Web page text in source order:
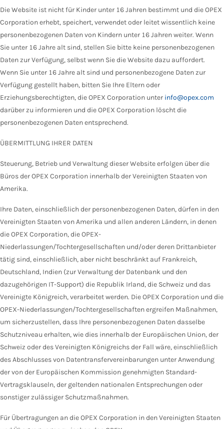
Die Website ist nicht für Kinder unter 16 Jahren bestimmt und die OPEX
Corporation erhebt, speichert, verwendet oder leitet wissentlich keine
personenbezogenen Daten von Kindern unter 16 Jahren weiter. Wenn
Sie unter 16 Jahre alt sind, stellen Sie bitte keine personenbezogenen
Daten zur Verfügung, selbst wenn Sie die Website dazu auffordert.
Wenn Sie unter 16 Jahre alt sind und personenbezogene Daten zur
Verfügung gestellt haben, bitten Sie Ihre Eltern oder
Erziehungsberechtigten, die OPEX Corporation unter info@opex.com
darüber zu informieren und die OPEX Corporation löscht die
personenbezogenen Daten entsprechend.
ÜBERMITTLUNG IHRER DATEN
Steuerung, Betrieb und Verwaltung dieser Website erfolgen über die
Büros der OPEX Corporation innerhalb der Vereinigten Staaten von
Amerika.
Ihre Daten, einschließlich der personenbezogenen Daten, dürfen in den
Vereinigten Staaten von Amerika und allen anderen Ländern, in denen
die OPEX Corporation, die OPEX-
Niederlassungen/Tochtergesellschaften und/oder deren Drittanbieter
tätig sind, einschließlich, aber nicht beschränkt auf Frankreich,
Deutschland, Indien (zur Verwaltung der Datenbank und den
dazugehörigen IT-Support) die Republik Irland, die Schweiz und das
Vereinigte Königreich, verarbeitet werden. Die OPEX Corporation und die
OPEX-Niederlassungen/Tochtergesellschaften ergreifen Maßnahmen,
um sicherzustellen, dass Ihre personenbezogenen Daten dasselbe
Schutzniveau erhalten, wie dies innerhalb der Europäischen Union, der
Schweiz oder des Vereinigten Königreichs der Fall wäre, einschließlich
des Abschlusses von Datentransfervereinbarungen unter Anwendung
der von der Europäischen Kommission genehmigten Standard-
Vertragsklauseln, der geltenden nationalen Entsprechungen oder
sonstiger zulässiger Schutzmaßnahmen.
Für Übertragungen an die OPEX Corporation in den Vereinigten Staaten